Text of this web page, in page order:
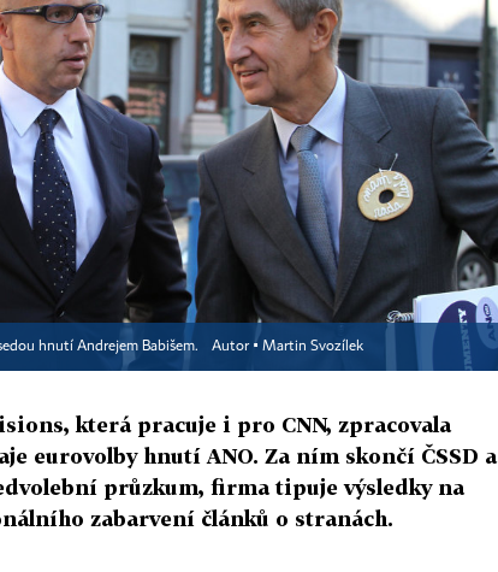
hnutí Andrejem Babišem. Autor ▪ Martin Svozílek
která pracuje i pro CNN, zpracovala
eurovolby hnutí ANO. Za ním skončí ČSSD a
průzkum, firma tipuje výsledky na
zabarvení článků o stranách.